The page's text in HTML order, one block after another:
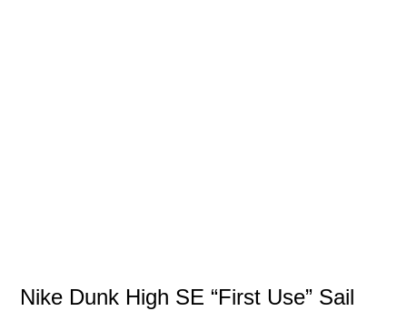
Nike Dunk High SE “First Use” Sail